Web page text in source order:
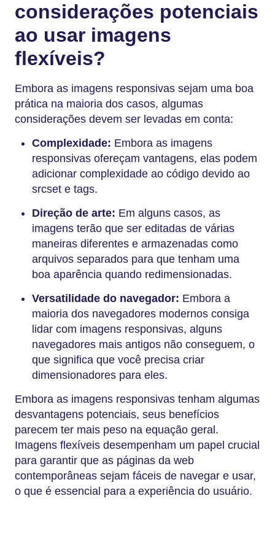
considerações potenciais
ao usar imagens
flexíveis?
Embora as imagens responsivas sejam uma boa
prática na maioria dos casos, algumas
considerações devem ser levadas em conta:
Complexidade: Embora as imagens
responsivas ofereçam vantagens, elas podem
adicionar complexidade ao código devido ao
srcset e tags.
Direção de arte: Em alguns casos, as
imagens terão que ser editadas de várias
maneiras diferentes e armazenadas como
arquivos separados para que tenham uma
boa aparência quando redimensionadas.
Versatilidade do navegador: Embora a
maioria dos navegadores modernos consiga
lidar com imagens responsivas, alguns
navegadores mais antigos não conseguem, o
que significa que você precisa criar
dimensionadores para eles.
Embora as imagens responsivas tenham algumas
desvantagens potenciais, seus benefícios
parecem ter mais peso na equação geral.
Imagens flexíveis desempenham um papel crucial
para garantir que as páginas da web
contemporâneas sejam fáceis de navegar e usar,
o que é essencial para a experiência do usuário.